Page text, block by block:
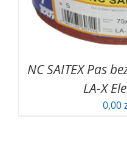
NC SAITEX Pas
LA-X
0,00